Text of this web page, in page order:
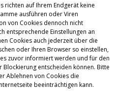
richten auf Ihrem Endgerät keine
ausführen oder Viren
von Cookies dennoch nicht
entsprechende Einstellungen an
Cookies auch jederzeit über die
oder Ihren Browser so einstellen,
zuvor informiert werden und für den
entscheiden können. Bitte
Ablehnen von Cookies die
beeinträchtigen kann.